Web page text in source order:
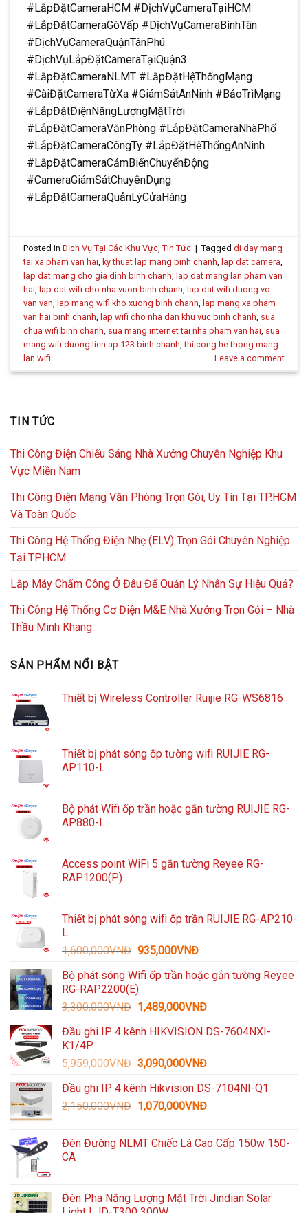
#LắpĐặtCameraHCM #DịchVụCameraTạiHCM
#LắpĐặtCameraGòVấp #DịchVụCameraBìnhTân
#DịchVụCameraQuậnTânPhú
#DịchVụLắpĐặtCameraTạiQuận3
#LắpĐặtCameraNLMT #LắpĐặtHệThốngMạng
#CàiĐặtCameraTừXa #GiámSátAnNinh #BảoTrìMạng
#LắpĐặtĐiệnNăngLượngMặtTrời
#LắpĐặtCameraVănPhòng #LắpĐặtCameraNhàPhố
#LắpĐặtCameraCôngTy #LắpĐặtHệThốngAnNinh
#LắpĐặtCameraCảmBiếnChuyểnĐộng
#CameraGiámSátChuyênDụng
#LắpĐặtCameraQuảnLýCửaHàng
Posted inDịch Vụ Tại Các Khu Vực ,Tin Tức | Taggeddi day mang
tai xa pham van hai ky thuat lap mang binh chanh lap dat camera
lap dat mang cho gia dinh binh chanh
lap dat mang lan pham van
hai
lap dat wifi cho nha vuon binh chanh
lap dat wifi duong vo
van van
lap mang wifi kho xuong binh chanh
lap mang xa pham
van hai binh chanh
lap wifi cho nha dan khu vuc binh chanh sua
chua wifi binh chanh sua mang internet tai nha pham van hai sua
mang wifi duong lien ap 123 binh chanh ,thi cong he thong mang
lan wifi
Leave a comment
TIN TỨC
Thi Công Điện Chiếu Sáng Nhà Xưởng Chuyên Nghiệp Khu
Vực Miền Nam
Thi Công Điện Mạng Văn Phòng Trọn Gói, Uy Tín Tại TP.HCM
Và Toàn Quốc
Thi Công Hệ Thống Điện Nhẹ (ELV) Trọn Gói Chuyên Nghiệp
Tại TPHCM
Lắp Máy Chấm Công Ở Đâu Để Quản Lý Nhân Sự Hiệu Quả?
Thi Công Hệ Thống Cơ Điện M&E Nhà Xưởng Trọn Gói – Nhà
Thầu Minh Khang
SẢN PHẨM NỔI BẬT
Thiết bị Wireless Controller Ruijie RG-WS6816
Thiết bị phát sóng ốp tường wifi RUIJIE RG-
AP110-L
Bộ phát Wifi ốp trần hoặc gắn tường RUIJIE RG-
AP880-I
Access point WiFi 5 gắn tường Reyee RG-
RAP1200(P)
Thiết bị phát sóng wifi ốp trần RUIJIE RG-AP210-
L
1,600,000VNĐ Giá
là:
1,600,000VNĐ.
935,000VNĐGiá
tại
935,000VNĐ.
Bộ phát sóng Wifi ốp trần hoặc gắn tường Reyee
RG-RAP2200(E)
3,300,000VNĐ Giá
là:
1,489,000VNĐGiá
tại
1,489,000VNĐ.
Đầu ghi IP 4 kênh HIKVISION DS-7604NXI-
K1/4P
5,959,000VNĐ Giá
là:
5,959,000VNĐ.
3,090,000VNĐGiá
tại
là:
Đầu ghi IP 4 kênh Hikvision DS-7104NI-Q1
2,150,000VNĐ Giá
2,150,000VNĐ.
1,070,000VNĐGiá
là:
Đèn Đường NLMT Chiếc Lá Cao Cấp 150w 150-
CA
Đèn Pha Năng Lượng Mặt Trời Jindian Solar